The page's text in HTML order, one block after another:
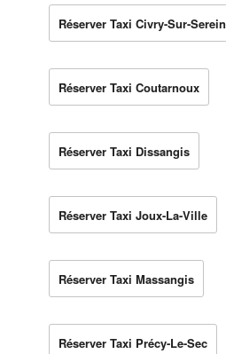
Réserver Taxi Civry-Sur-Serein
Réserver Taxi Coutarnoux
Réserver Taxi Dissangis
Réserver Taxi Joux-La-Ville
Réserver Taxi Massangis
Réserver Taxi Précy-Le-Sec